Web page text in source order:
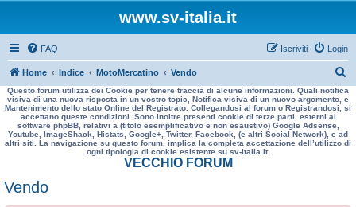
www.sv-italia.it
FAQ Login
Iscriviti
Home Indice MotoMercatino Vendo
e
r
a
Questo forum utilizza dei Cookie per tenere traccia di alcune informazioni. Quali notifica
visiva di una nuova risposta in un vostro topic, Notifica visiva di un nuovo argomento, e
Mantenimento dello stato Online del Registrato. Collegandosi al forum o Registrandosi, si
accettano queste condizioni. Sono inoltre presenti cookie di terze parti, esterni al
software phpBB, relativi a (titolo esemplificativo e non esaustivo) Google Adsense,
Youtube, ImageShack, Histats, Google+, Twitter, Facebook, (e altri Social Network), e ad
altri siti. La navigazione su questo forum, implica la completa accettazione dell’utilizzo di
ogni tipologia di cookie esistente su sv-italia.it.
VECCHIO FORUM
Vendo